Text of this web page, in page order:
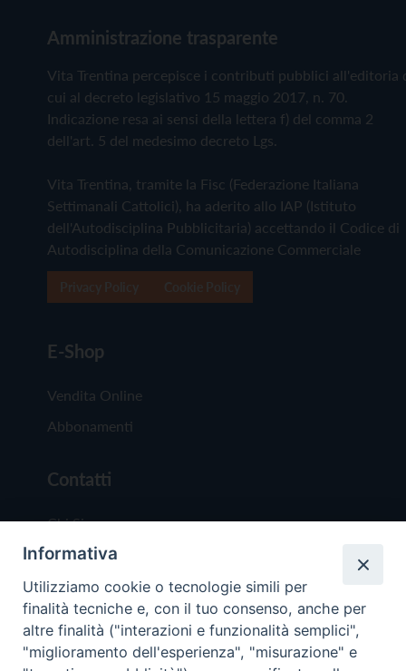
Amministrazione trasparente
Vita Trentina percepisce i contributi pubblici all'editoria
cui al decreto legislativo 15 maggio 2017, n. 70.
Indicazione resa ai sensi della lettera f) del comma 2
dell'art. 5 del medesimo decreto Lgs.
Vita Trentina, tramite la Fisc (Federazione Italiana
Settimanali Cattolici), ha aderito allo IAP (Istituto
dell'Autodisciplina Pubblicitaria) accettando il Codice di
Autodisciplina della Comunicazione Commerciale
E-Shop
Vendita Online
Abbonamenti
Contatti
Chi Siamo
Redazione
Scrivici
Informativa
Utilizziamo cookie o tecnologie simili per
finalità tecniche e, con il tuo consenso, anche per
altre finalità ("interazioni e funzionalità semplici",
"miglioramento dell'esperienza", "misurazione" e